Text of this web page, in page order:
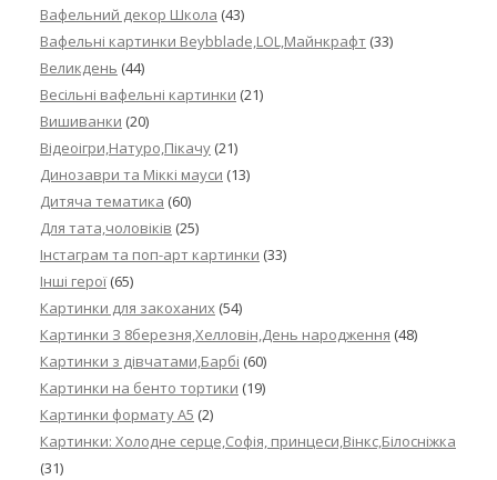
Вафельний декор Школа (43)
Вафельні картинки Beybblade,LOL,Майнкрафт (33)
Великдень (44)
Весільні вафельні картинки (21)
Вишиванки (20)
Відеоігри,Натуро,Пікачу (21)
Динозаври та Міккі мауси (13)
Дитяча тематика (60)
Для тата,чоловіків (25)
Інстаграм та поп-арт картинки (33)
Інші герої (65)
Картинки для закоханих (54)
Картинки З 8березня,Хелловін,День народження (48)
Картинки з дівчатами,Барбі (60)
Картинки на бенто тортики (19)
Картинки формату А5 (2)
Картинки: Холодне серце,Софія, принцеси,Вінкс,Білосніжка
(31)